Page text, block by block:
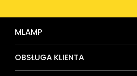
MLAMP
OBSŁUGA KLIENTA